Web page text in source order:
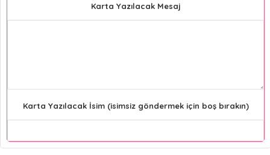
Karta Yazılacak Mesaj
Karta Yazılacak İsim (isimsiz göndermek için boş bırakın)